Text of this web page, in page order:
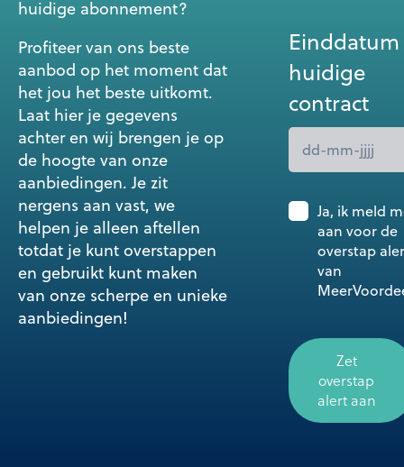
huidige abonnement?
Profiteer van ons beste
aanbod op het moment dat
het jou het beste uitkomt.
Laat hier je gegevens
achter en wij brengen je op
de hoogte van onze
aanbiedingen. Je zit
nergens aan vast, we
helpen je alleen aftellen
totdat je kunt overstappen
en gebruikt kunt maken
van onze scherpe en unieke
aanbiedingen!
Einddatum
huidige
contract
Ja, ik meld
aan voor de
overstap
van
Zet
overstap
alert aan